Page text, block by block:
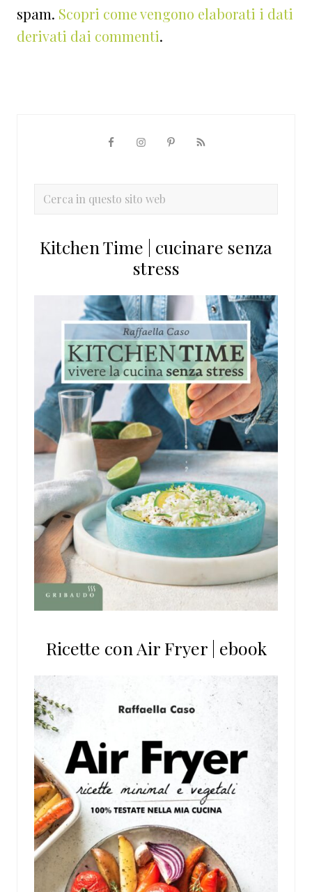
spam. Scopri come vengono elaborati i dati
derivati dai commenti.
primaria
Cerca
sito
Kitchen Time | cucinare senza
stress
Ricette con Air Fryer | ebook